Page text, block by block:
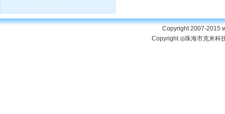
Copyright 2007-2015
Copyright ◎珠海市克米科